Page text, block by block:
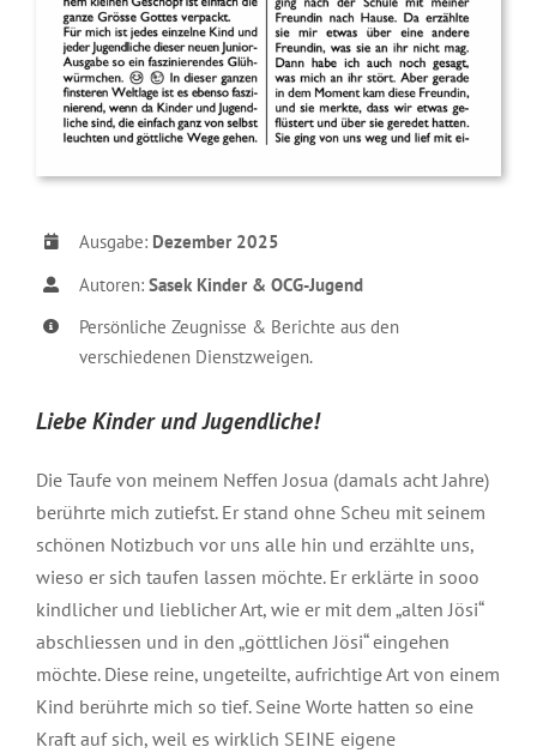
Ausgabe: Dezember 2025
Autoren: Sasek Kinder & OCG-Jugend
Persönliche Zeugnisse & Berichte aus den
verschiedenen Dienstzweigen.
Liebe Kinder und Jugendliche!
Die Taufe von meinem Neffen Josua (damals acht Jahre)
berührte mich zutiefst. Er stand ohne Scheu mit seinem
schönen Notizbuch vor uns alle hin und erzählte uns,
wieso er sich taufen lassen möchte. Er erklärte in sooo
kindlicher und lieblicher Art, wie er mit dem „alten Jösi“
abschliessen und in den „göttlichen Jösi“ eingehen
möchte. Diese reine, ungeteilte, aufrichtige Art von einem
Kind berührte mich so tief. Seine Worte hatten so eine
Kraft auf sich, weil es wirklich SEINE eigene